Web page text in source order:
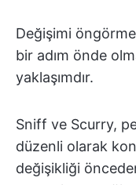
Değişimi
bir adım önde
yaklaşımdır.
Sniff ve Scurry,
düzenli olarak
değişikliği